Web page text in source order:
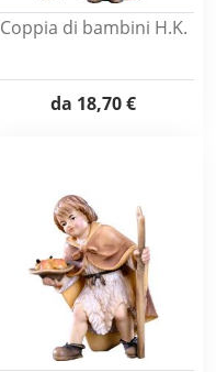
Coppia di bambini H.K.
da 18,70 €